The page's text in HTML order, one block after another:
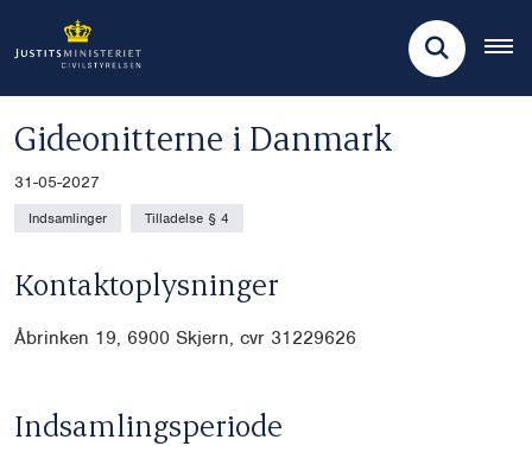
Gideonitterne i Danmark
31-05-2027
Indsamlinger Tilladelse § 4
Kontaktoplysninger
Åbrinken 19, 6900 Skjern, cvr 31229626
Indsamlingsperiode